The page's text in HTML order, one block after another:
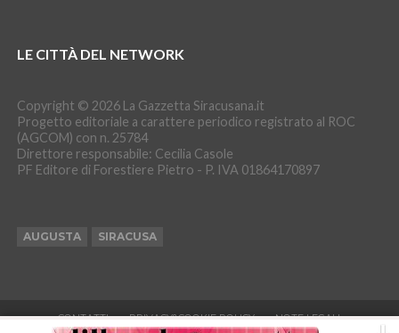
LE CITTÀ DEL NETWORK
Copyright © 2026 La Gazzetta Siracusana.it
Progetto editoriale a carattere periodico registrato al ROC
(AGCOM) con n. 25784
Direttore responsabile: Cecilia Casole
PF Editore di Forestiere Pietro - P. IVA 01864170897
AUGUSTA SIRACUSA
CONTATTI PRIVACY&COOKIE POLICY NOTE LEGALI